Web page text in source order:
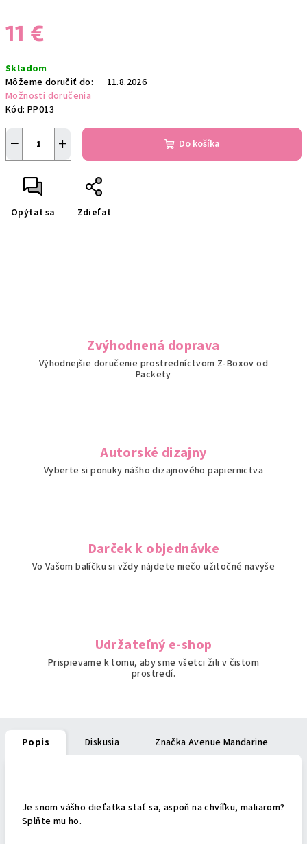
11 €
cena:
Skladom
Môžeme doručiť do:
11.8.2026
Možnosti doručenia
Kód: PP013
+
− Do košíka
Opýtať sa Zdieľať
Zvýhodnená doprava
Výhodnejšie doručenie prostredníctvom Z-Boxov od
Packety
Autorské dizajny
Vyberte si ponuky nášho dizajnového papiernictva
Darček k objednávke
Vo Vašom balíčku si vždy nájdete niečo užitočné navyše
Udržateľný e-shop
Prispievame k tomu, aby sme všetci žili v čistom
prostredí.
Popis Diskusia Značka Avenue Mandarine
Je snom vášho dieťatka stať sa, aspoň na chvíľku, maliarom?
Splňte mu ho.